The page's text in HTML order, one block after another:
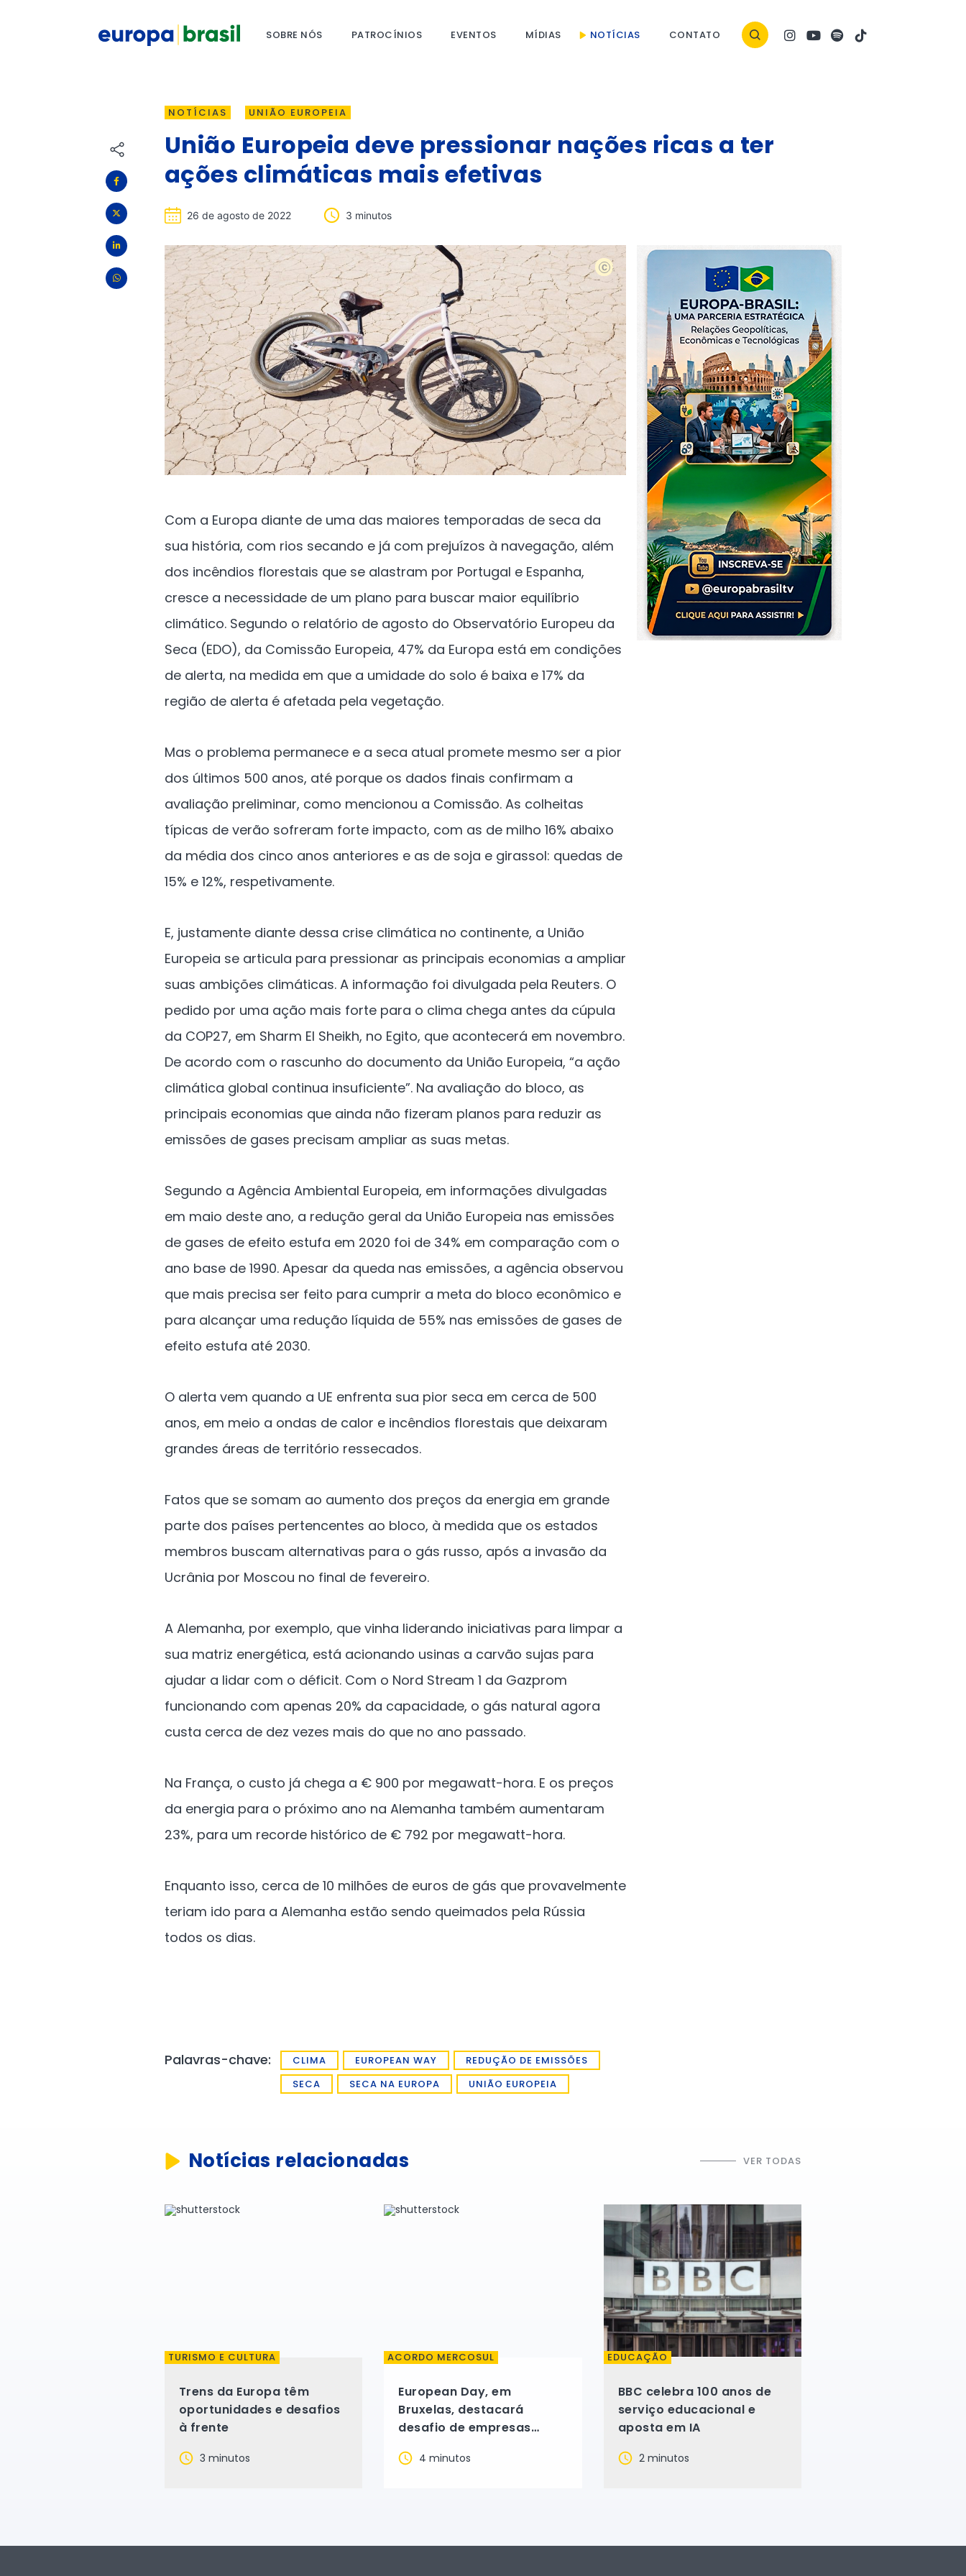
SOBRE NÓS PATROCÍNIOS EVENTOS MÍDIAS NOTÍCIAS CONTATO
NOTÍCIAS UNIÃO EUROPEIA
União Europeia deve pressionar nações ricas a ter
ações climáticas mais efetivas
26 de agosto de 2022 3 minutos
Agenda climática deve ganhar força. (Foto: Kenny Eliason via Unsplash)
Com a Europa diante de uma das maiores temporadas de seca da
sua história, com rios secando e já com prejuízos à navegação, além
dos incêndios florestais que se alastram por Portugal e Espanha,
cresce a necessidade de um plano para buscar maior equilíbrio
climático. Segundo o relatório de agosto do Observatório Europeu da
Seca (EDO), da Comissão Europeia, 47% da Europa está em condições
de alerta, na medida em que a umidade do solo é baixa e 17% da
região de alerta é afetada pela vegetação.
Mas o problema permanece e a seca atual promete mesmo ser a pior
dos últimos 500 anos, até porque os dados finais confirmam a
avaliação preliminar, como mencionou a Comissão. As colheitas
típicas de verão sofreram forte impacto, com as de milho 16% abaixo
da média dos cinco anos anteriores e as de soja e girassol: quedas de
15% e 12%, respetivamente.
E, justamente diante dessa crise climática no continente, a União
Europeia se articula para pressionar as principais economias a ampliar
suas ambições climáticas. A informação foi divulgada pela Reuters. O
pedido por uma ação mais forte para o clima chega antes da cúpula
da COP27, em Sharm El Sheikh, no Egito, que acontecerá em novembro.
De acordo com o rascunho do documento da União Europeia, “a ação
climática global continua insuficiente”. Na avaliação do bloco, as
principais economias que ainda não fizeram planos para reduzir as
emissões de gases precisam ampliar as suas metas.
Segundo a Agência Ambiental Europeia, em informações divulgadas
em maio deste ano, a redução geral da União Europeia nas emissões
de gases de efeito estufa em 2020 foi de 34% em comparação com o
ano base de 1990. Apesar da queda nas emissões, a agência observou
que mais precisa ser feito para cumprir a meta do bloco econômico e
para alcançar uma redução líquida de 55% nas emissões de gases de
efeito estufa até 2030.
O alerta vem quando a UE enfrenta sua pior seca em cerca de 500
anos, em meio a ondas de calor e incêndios florestais que deixaram
grandes áreas de território ressecados.
Fatos que se somam ao aumento dos preços da energia em grande
parte dos países pertencentes ao bloco, à medida que os estados
membros buscam alternativas para o gás russo, após a invasão da
Ucrânia por Moscou no final de fevereiro.
A Alemanha, por exemplo, que vinha liderando iniciativas para limpar a
sua matriz energética, está acionando usinas a carvão sujas para
ajudar a lidar com o déficit. Com o Nord Stream 1 da Gazprom
funcionando com apenas 20% da capacidade, o gás natural agora
custa cerca de dez vezes mais do que no ano passado.
Na França, o custo já chega a € 900 por megawatt-hora. E os preços
da energia para o próximo ano na Alemanha também aumentaram
23%, para um recorde histórico de € 792 por megawatt-hora.
Enquanto isso, cerca de 10 milhões de euros de gás que provavelmente
teriam ido para a Alemanha estão sendo queimados pela Rússia
todos os dias.
Palavras-chave: CLIMA EUROPEAN WAY
REDUÇÃO DE EMISSÕES
SECA
SECA NA EUROPA UNIÃO EUROPEIA
Notícias relacionadas VER TODAS
TURISMO E CULTURA
Trens da Europa têm
oportunidades e desafios
à frente
3 minutos
ACORDO MERCOSUL
European Day, em
Bruxelas, destacará
desafio de empresas
do acordo Mercosul-UE
4 minutos
EDUCAÇÃO
BBC celebra 100 anos de
serviço educacional e
aposta em IA
2 minutos